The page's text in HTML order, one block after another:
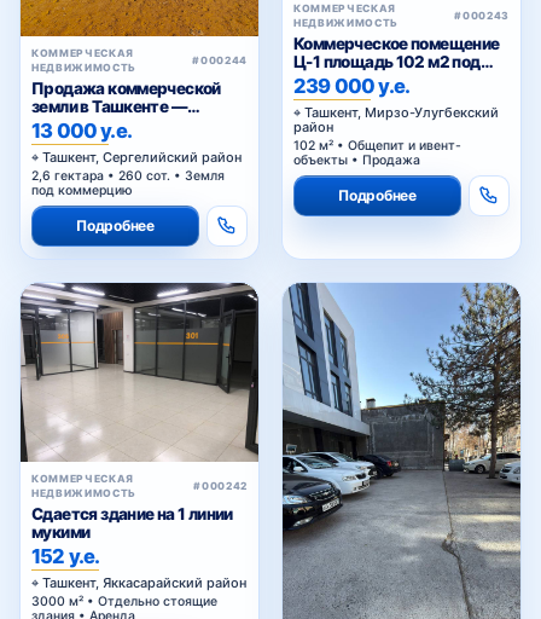
КОММЕРЧЕСКАЯ
НЕДВИЖИМОСТЬ
#000244
Продажа коммерческой
земли в Ташкенте —
участок промышленного
назначения 2,6 га в Янги-
Хаётском районе
13 000 у.е.
Ташкент, Сергелийский район
2,6 гектара • 260 сот. • Земля
под коммерцию
Подробнее
КОММЕРЧЕСКАЯ
НЕДВИЖИМОСТЬ
#000243
Коммерческое помещение
Ц-1 площадь 102 м2 под
любой вид коммерции 1
этаж
239 000 у.е.
Ташкент, Мирзо-Улугбекский
район
102 м² • Общепит и ивент-
объекты • Продажа
Подробнее
КОММЕРЧЕСКАЯ
НЕДВИЖИМОСТЬ
#000242
Сдается здание на 1 линии
мукими
152 у.е.
Ташкент, Яккасарайский район
3000 м² • Отдельно стоящие